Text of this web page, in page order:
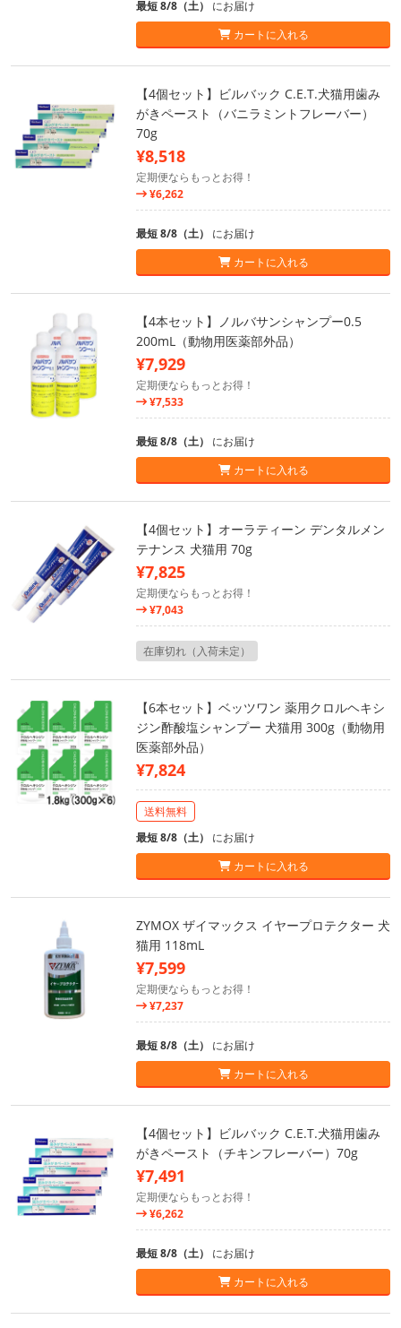
最短 8/8（土） にお届け
カートに入れる
【4個セット】ビルバック C.E.T.犬猫用歯み
がきペースト（バニラミントフレーバー）
70g
¥8,518
定期便ならもっとお得！
¥6,262
最短 8/8（土） にお届け
カートに入れる
【4本セット】ノルバサンシャンプー0.5
200mL（動物用医薬部外品）
¥7,929
定期便ならもっとお得！
¥7,533
最短 8/8（土） にお届け
カートに入れる
【4個セット】オーラティーン デンタルメン
テナンス 犬猫用 70g
¥7,825
定期便ならもっとお得！
¥7,043
在庫切れ（入荷未定）
【6本セット】ベッツワン 薬用クロルヘキシ
ジン酢酸塩シャンプー 犬猫用 300g（動物用
医薬部外品）
¥7,824
送料無料
最短 8/8（土） にお届け
カートに入れる
ZYMOX ザイマックス イヤープロテクター 犬
猫用 118mL
¥7,599
定期便ならもっとお得！
¥7,237
最短 8/8（土） にお届け
カートに入れる
【4個セット】ビルバック C.E.T.犬猫用歯み
がきペースト（チキンフレーバー）70g
¥7,491
定期便ならもっとお得！
¥6,262
最短 8/8（土） にお届け
カートに入れる